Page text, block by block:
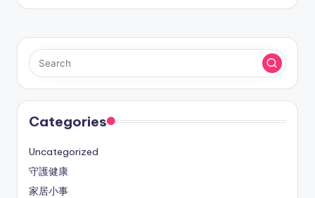
Categories
Uncategorized
守護健康
家居小事